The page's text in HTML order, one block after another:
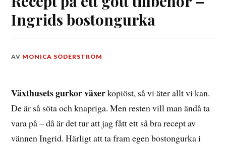
Ingrids bostongurka
DEN
2025
AV MONICA SÖDERSTRÖM
Växthusets gurkor växerkopiöst, så vi äter allt vi kan.
De är så söta och knapriga. Men resten vill man ändå ta
vara på – då är det tur att jag fått ett så bra recept av
vännen Ingrid. Härligt att ta fram egen bostongurka i